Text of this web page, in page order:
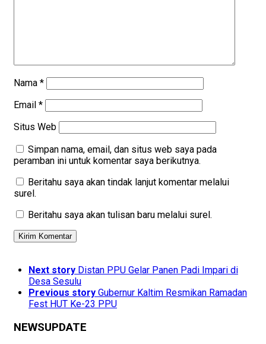
Nama *
Email *
Situs Web
Simpan nama, email, dan situs web saya pada
peramban ini untuk komentar saya berikutnya.
Beritahu saya akan tindak lanjut komentar melalui
surel.
Beritahu saya akan tulisan baru melalui surel.
Next story Distan PPU Gelar Panen Padi Impari di
Desa Sesulu
Previous story Gubernur Kaltim Resmikan Ramadan
Fest HUT Ke-23 PPU
NEWSUPDATE